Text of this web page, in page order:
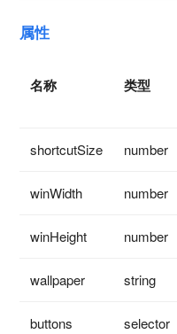
属性
名称 类型
shortcutSize number
winWidth number
winHeight number
wallpaper string
buttons selector